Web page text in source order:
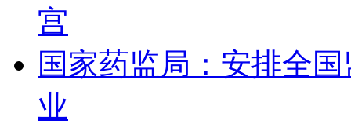
宫
国家药监局：安排全
业